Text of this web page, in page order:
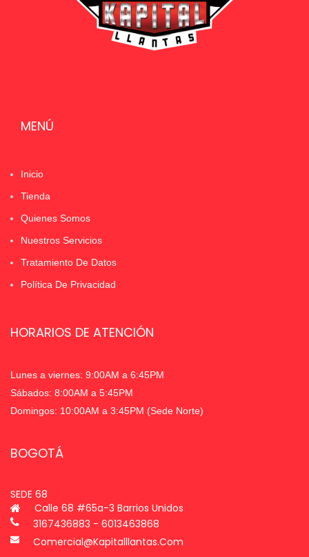
MENÚ
Inicio
Tienda
Quienes Somos
Nuestros Servicios
Tratamiento De Datos
Política De Privacidad
HORARIOS DE ATENCIÓN
Lunes a viernes: 9:00AM a 6:45PM
Sábados: 8:00AM a 5:45PM
Domingos: 10:00AM a 3:45PM (Sede Norte)
BOGOTÁ
SEDE 68
Calle 68 #65a-3 Barrios Unidos
3167436883 - 6013463868
Comercial@kapitalllantas.com